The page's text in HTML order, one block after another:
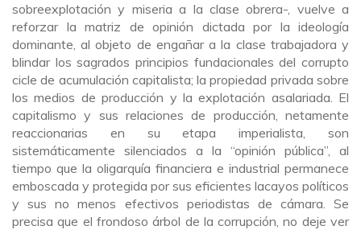
sobreexplotación y miseria a la clase obrera-, vuelve a
reforzar la matriz de opinión dictada por la ideología
dominante, al objeto de engañar a la clase trabajadora y
blindar los sagrados principios fundacionales del corrupto
cicle de acumulación capitalista; la propiedad privada sobre
los medios de producción y la explotación asalariada. El
capitalismo y sus relaciones de producción, netamente
reaccionarias en su etapa imperialista, son
sistemáticamente silenciados a la “opinión pública”, al
tiempo que la oligarquía financiera e industrial permanece
emboscada y protegida por sus eficientes lacayos políticos
y sus no menos efectivos periodistas de cámara. Se
precisa que el frondoso árbol de la corrupción, no deje ver